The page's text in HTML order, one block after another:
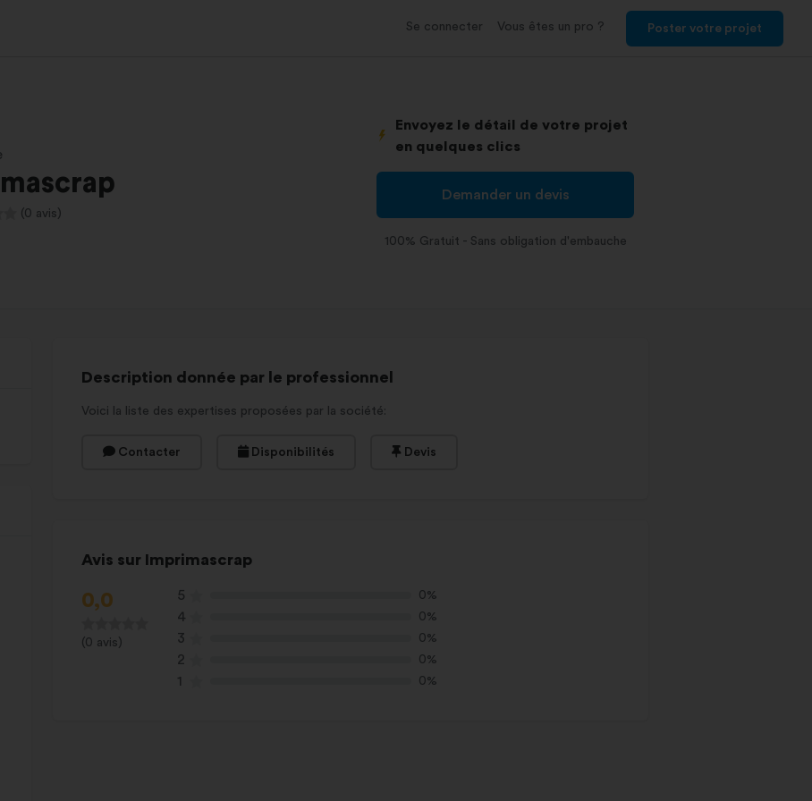
Se connecter Vous êtes un pro ? Poster votre projet
(0 avis)
Envoyez le détail de votre projet
en quelques clics
Demander un devis
100% Gratuit - Sans obligation d'embauche
Description donnée par le professionnel
Voici la liste des expertises proposées par la société:
Contacter Disponibilités Devis
Avis sur Imprimascrap
0,0
(0 avis)
5 0%
4 0%
3 0%
2 0%
1 0%